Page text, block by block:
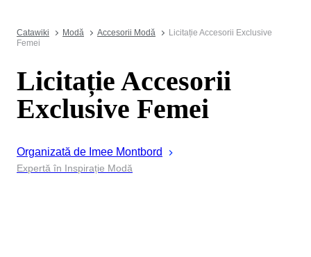
Catawiki Modă Accesorii Modă
Licitație Accesorii Exclusive
Femei
Licitație Accesorii
Exclusive Femei
Organizată de Imee Montbord
Expertă în Inspirație Modă